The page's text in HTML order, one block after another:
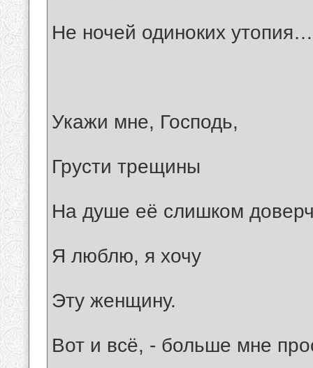
Не ночей одиноких
Укажи мне, Господь,
Грусти трещины
На душе её слишком
Я люблю, я хочу
Эту женщину.
Вот и всё, - больше мне